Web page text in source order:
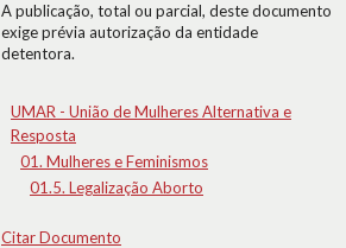
A publicação, total ou parcial, deste documento
exige prévia autorização da entidade
detentora.
UMAR - União de Mulheres Alternativa e
Resposta
01. Mulheres e Feminismos
01.5. Legalização Aborto
Citar Documento